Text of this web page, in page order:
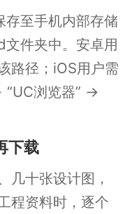
存至手机内部存储
件夹中。安卓用
路径；iOS用户需
“UC浏览器” →
下载
几十张设计图，
程资料时，逐个